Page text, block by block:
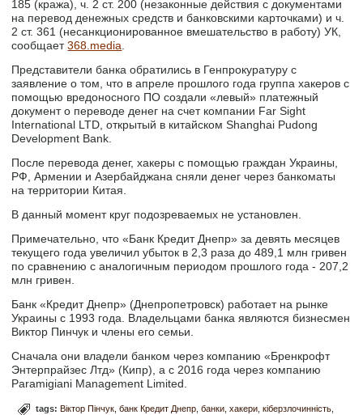
185 (кража), ч. 2 ст. 200 (незаконные действия с документами
на перевод денежных средств и банковскими карточками) и ч.
2 ст. 361 (несанкционированное вмешательство в работу) УК,
сообщает368.media.
Представители банка обратились в Генпрокуратуру с
заявление о том, что в апреле прошлого года группа хакеров с
помощью вредоносного ПО создали «левый» платежный
документ о переводе денег на счет компании Far Sight
International LTD, открытый в китайском Shanghai Pudong
Development Bank.
После перевода денег, хакеры с помощью граждан Украины,
РФ, Армении и Азербайджана сняли денег через банкоматы
на территории Китая.
В данный момент круг подозреваемых не установлен.
Примечательно, что «Банк Кредит Днепр» за девять месяцев
текущего года увеличил убыток в 2,3 раза до 489,1 млн гривен
по сравнению с аналогичным периодом прошлого года - 207,2
млн гривен.
Банк «Кредит Днепр» (Днепропетровск) работает на рынке
Украины с 1993 года. Владельцами банка являются бизнесмен
Виктор Пинчук и члены его семьи.
Сначала они владели банком через компанию «Бренкрофт
Энтерпрайзес Лтд» (Кипр), а с 2016 года через компанию
Paramigiani Management Limited.
tags: Віктор Пінчук банк Кредит Днепр банки хакери кіберзлочинність